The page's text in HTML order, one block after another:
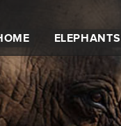
ELEPHANTS